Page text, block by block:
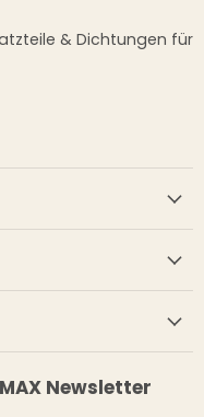
& Dichtungen für
Newsletter